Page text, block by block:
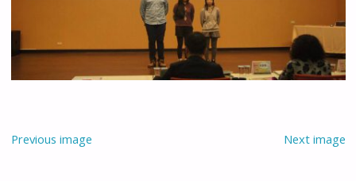
Previous image Next image